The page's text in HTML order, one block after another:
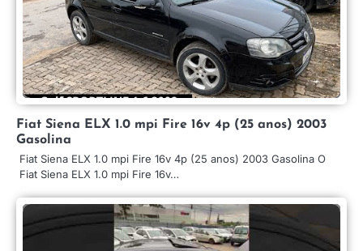
Fiat Siena ELX 1.0 mpi Fire 16v 4p (25 anos) 2003
Gasolina
Fiat Siena ELX 1.0 mpi Fire 16v 4p (25 anos) 2003 Gasolina O
Fiat Siena ELX 1.0 mpi Fire 16v…